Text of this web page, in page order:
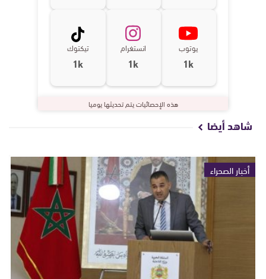
يوتوب
1k
انستغرام
1k
تيكتوك
1k
هذه الإحصائيات يتم تحديثها يوميا
شاهد أيضا
أخبار الصحراء